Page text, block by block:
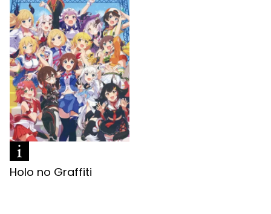
Holo no Graffiti